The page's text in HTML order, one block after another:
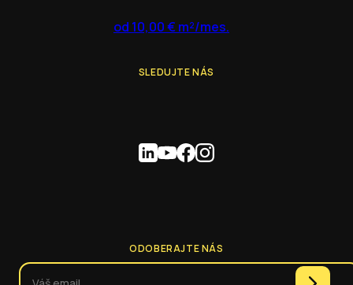
od 10,00 € m²/mes.
SLEDUJTE NÁS
ODOBERAJTE NÁS